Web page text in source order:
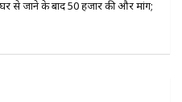
से जाने के बाद 50 हजार की और मांग;